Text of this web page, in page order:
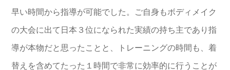
早い時間から指導が可能でした。ご自身もボディメイク
の大会に出て日本３位になられた実績の持ち主であり指
導が本物だと思ったことと、トレーニングの時間も、着
替えを含めてたった１時間で非常に効率的に行うことが